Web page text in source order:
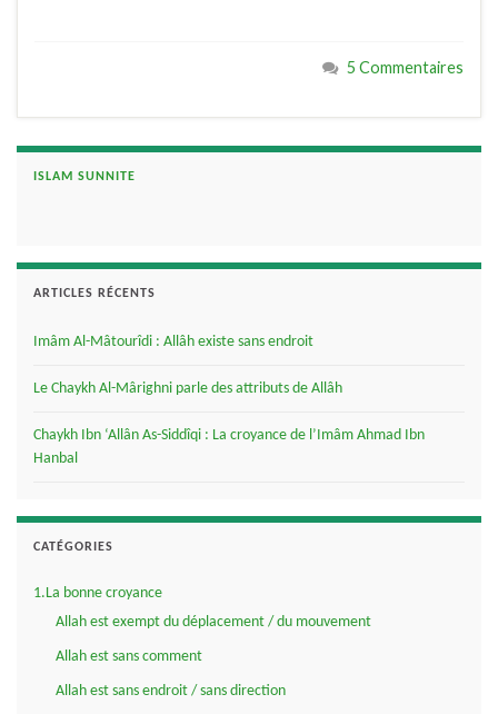
5 Commentaires
ISLAM SUNNITE
ARTICLES RÉCENTS
Imâm Al-Mâtourîdi : Allâh existe sans endroit
Le Chaykh Al-Mârighni parle des attributs de Allâh
Chaykh Ibn ‘Allân As-Siddîqi : La croyance de l’Imâm Ahmad Ibn
Hanbal
CATÉGORIES
1.La bonne croyance
Allah est exempt du déplacement / du mouvement
Allah est sans comment
Allah est sans endroit / sans direction